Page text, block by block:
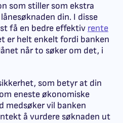
som stiller som ekstra
din. I disse
få en bedre effektiv rente
er helt enkelt fordi banken
når to søker om det, i
som betyr at din
eneste økonomiske
medsøker vil banken
å vurdere søknaden ut